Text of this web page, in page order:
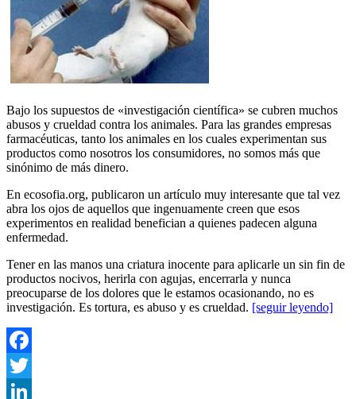
Bajo los supuestos de «investigación científica» se cubren muchos
abusos y crueldad contra los animales. Para las grandes empresas
farmacéuticas, tanto los animales en los cuales experimentan sus
productos como nosotros los consumidores, no somos más que
sinónimo de más dinero.
En ecosofia.org, publicaron un artículo muy interesante que tal vez
abra los ojos de aquellos que ingenuamente creen que esos
experimentos en realidad benefician a quienes padecen alguna
enfermedad.
Tener en las manos una criatura inocente para aplicarle un sin fin de
productos nocivos, herirla con agujas, encerrarla y nunca
preocuparse de los dolores que le estamos ocasionando, no es
investigación. Es tortura, es abuso y es crueldad. [seguir leyendo]
Facebook
Twitter